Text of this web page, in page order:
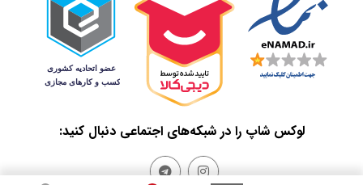
لوکس شاپ را در شبکه‌های اجتماعی دنبال کنید: